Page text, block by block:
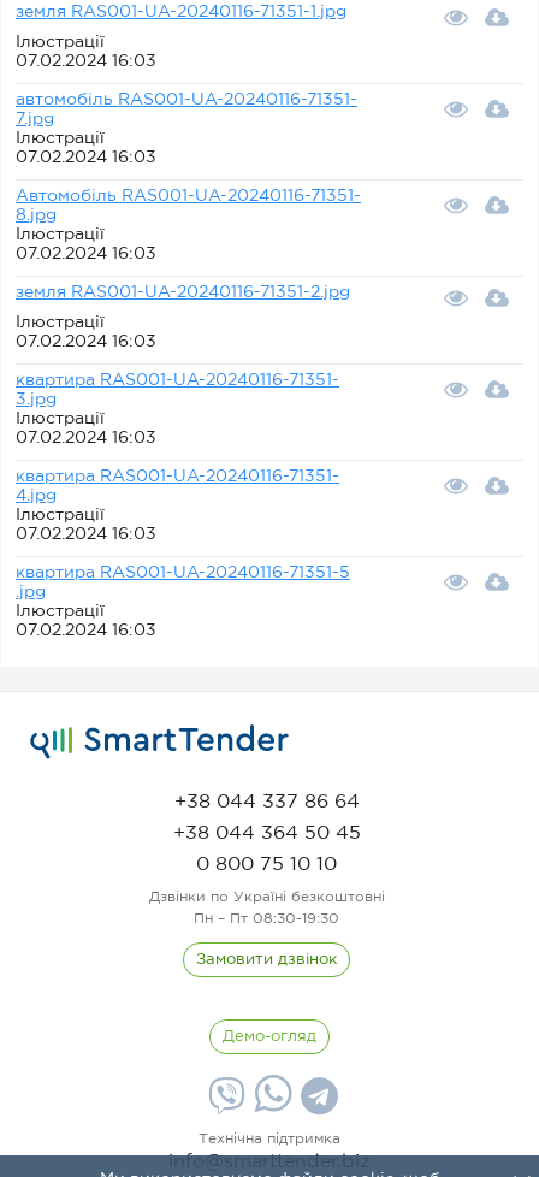
земля RAS001-UA-20240116-71351-1.jpg
Ілюстрації
07.02.2024 16:03
автомобіль RAS001-UA-20240116-71351-
7.jpg
Ілюстрації
07.02.2024 16:03
Автомобіль RAS001-UA-20240116-71351-
8.jpg
Ілюстрації
07.02.2024 16:03
земля RAS001-UA-20240116-71351-2.jpg
Ілюстрації
07.02.2024 16:03
квартира RAS001-UA-20240116-71351-
3.jpg
Ілюстрації
07.02.2024 16:03
квартира RAS001-UA-20240116-71351-
4.jpg
Ілюстрації
07.02.2024 16:03
квартира RAS001-UA-20240116-71351-5
.jpg
Ілюстрації
07.02.2024 16:03
+38 044 337 86 64
+38 044 364 50 45
0 800 75 10 10
Дзвінки по Україні безкоштовні
Пн – Пт 08:30-19:30
Замовити дзвінок
Технічна підтримка
Демо-огляд